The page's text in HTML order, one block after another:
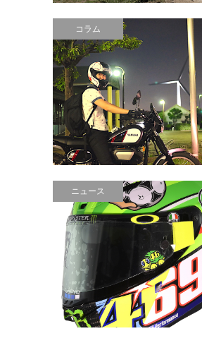
コラム
ニュース